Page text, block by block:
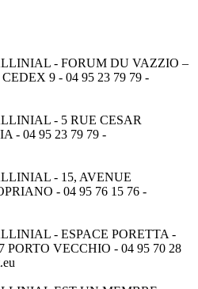
- FORUM DU VAZZIO –
9 - 04 95 23 79 79 -
- 5 RUE CESAR
- 04 95 23 79 79 -
- 15, AVENUE
- 04 95 76 15 76 -
- ESPACE PORETTA -
VECCHIO - 04 95 70 28